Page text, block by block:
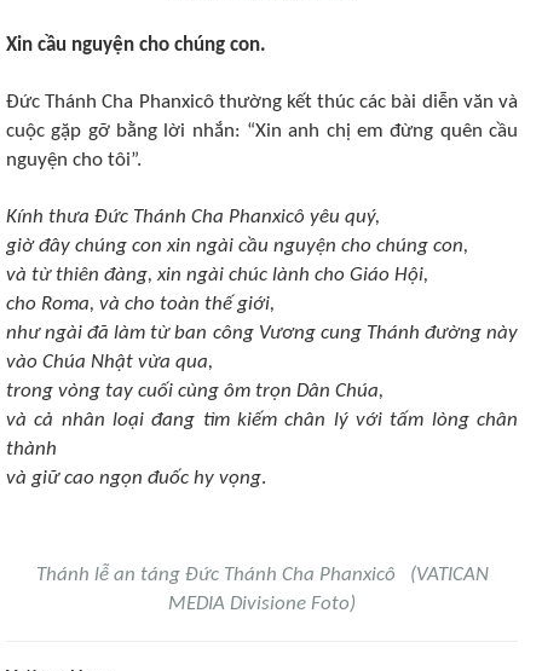
Xin cầu nguyện cho chúng con.
Đức Thánh Cha Phanxicô thường kết thúc các bài diễn văn và
cuộc gặp gỡ bằng lời nhắn: “Xin anh chị em đừng quên cầu
nguyện cho tôi”.
Kính thưa Đức Thánh Cha Phanxicô yêu quý,
giờ đây chúng con xin ngài cầu nguyện cho chúng con,
và từ thiên đàng, xin ngài chúc lành cho Giáo Hội,
cho Roma, và cho toàn thế giới,
như ngài đã làm từ ban công Vương cung Thánh đường này
vào Chúa Nhật vừa qua,
trong vòng tay cuối cùng ôm trọn Dân Chúa,
và cả nhân loại đang tìm kiếm chân lý với tấm lòng chân
thành
và giữ cao ngọn đuốc hy vọng.
Thánh lễ an táng Đức Thánh Cha Phanxicô (VATICAN
MEDIA Divisione Foto)